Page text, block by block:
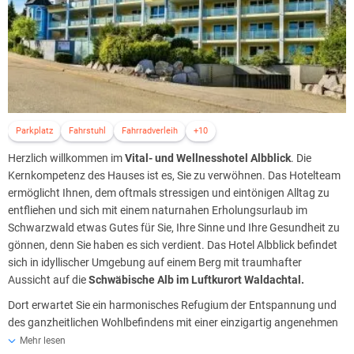
Parkplatz Fahrstuhl Fahrradverleih +10
Herzlich willkommen imVital- und Wellnesshotel Albblick. Die
Kernkompetenz des Hauses ist es, Sie zu verwöhnen. Das Hotelteam
ermöglicht Ihnen, dem oftmals stressigen und eintönigen Alltag zu
entfliehen und sich mit einem naturnahen Erholungsurlaub im
Schwarzwald etwas Gutes für Sie, Ihre Sinne und Ihre Gesundheit zu
gönnen, denn Sie haben es sich verdient. Das Hotel Albblick befindet
sich in idyllischer Umgebung auf einem Berg mit traumhafter
Aussicht auf dieSchwäbische Alb im Luftkurort Waldachtal.
Dort erwartet Sie ein harmonisches Refugium der Entspannung und
des ganzheitlichen Wohlbefindens mit einer einzigartig angenehmen
Atmosphäre, die Ihrem Aufenthalt eine ganz besondere Note verleiht.
Mehr lesen